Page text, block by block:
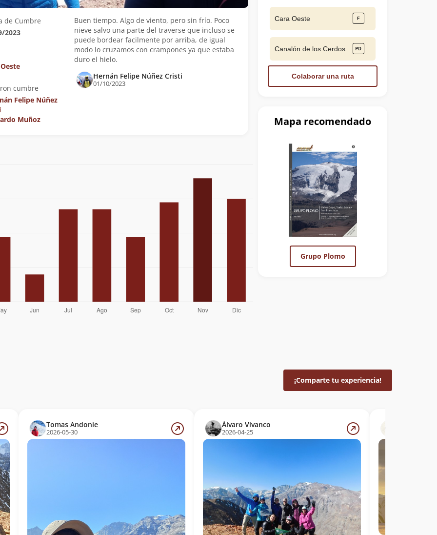
Cara Oeste
Canalón de los Cerdos
Colaborar una ruta
Mapa recomendado
Grupo Plomo
de Cumbre
2023
cumbre
Felipe Núñez
Muñoz
Buen tiempo. Algo de viento, pero sin frío. Poco
nieve salvo una parte del traverse que incluso se
puede bordear facilmente por arriba, de igual
modo lo cruzamos con crampones ya que estaba
duro el hielo.
Hernán Felipe Núñez Cristi
01/10/2023
¡Comparte tu experiencia!
Tomas Andonie
2026-05-30
Álvaro Vivanco
2026-04-25